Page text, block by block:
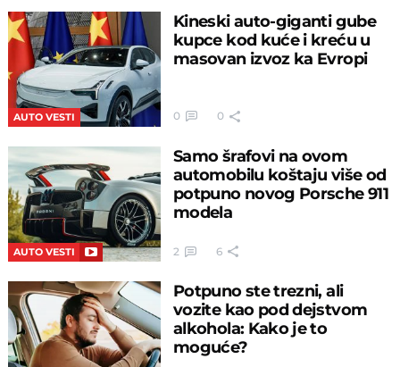
AUTO VESTI
Kineski auto-giganti gube
kupce kod kuće i kreću u
masovan izvoz ka Evropi
0 0
AUTO VESTI
Samo šrafovi na ovom
automobilu koštaju više od
potpuno novog Porsche 911
modela
2 6
Potpuno ste trezni, ali
vozite kao pod dejstvom
alkohola: Kako je to
moguće?